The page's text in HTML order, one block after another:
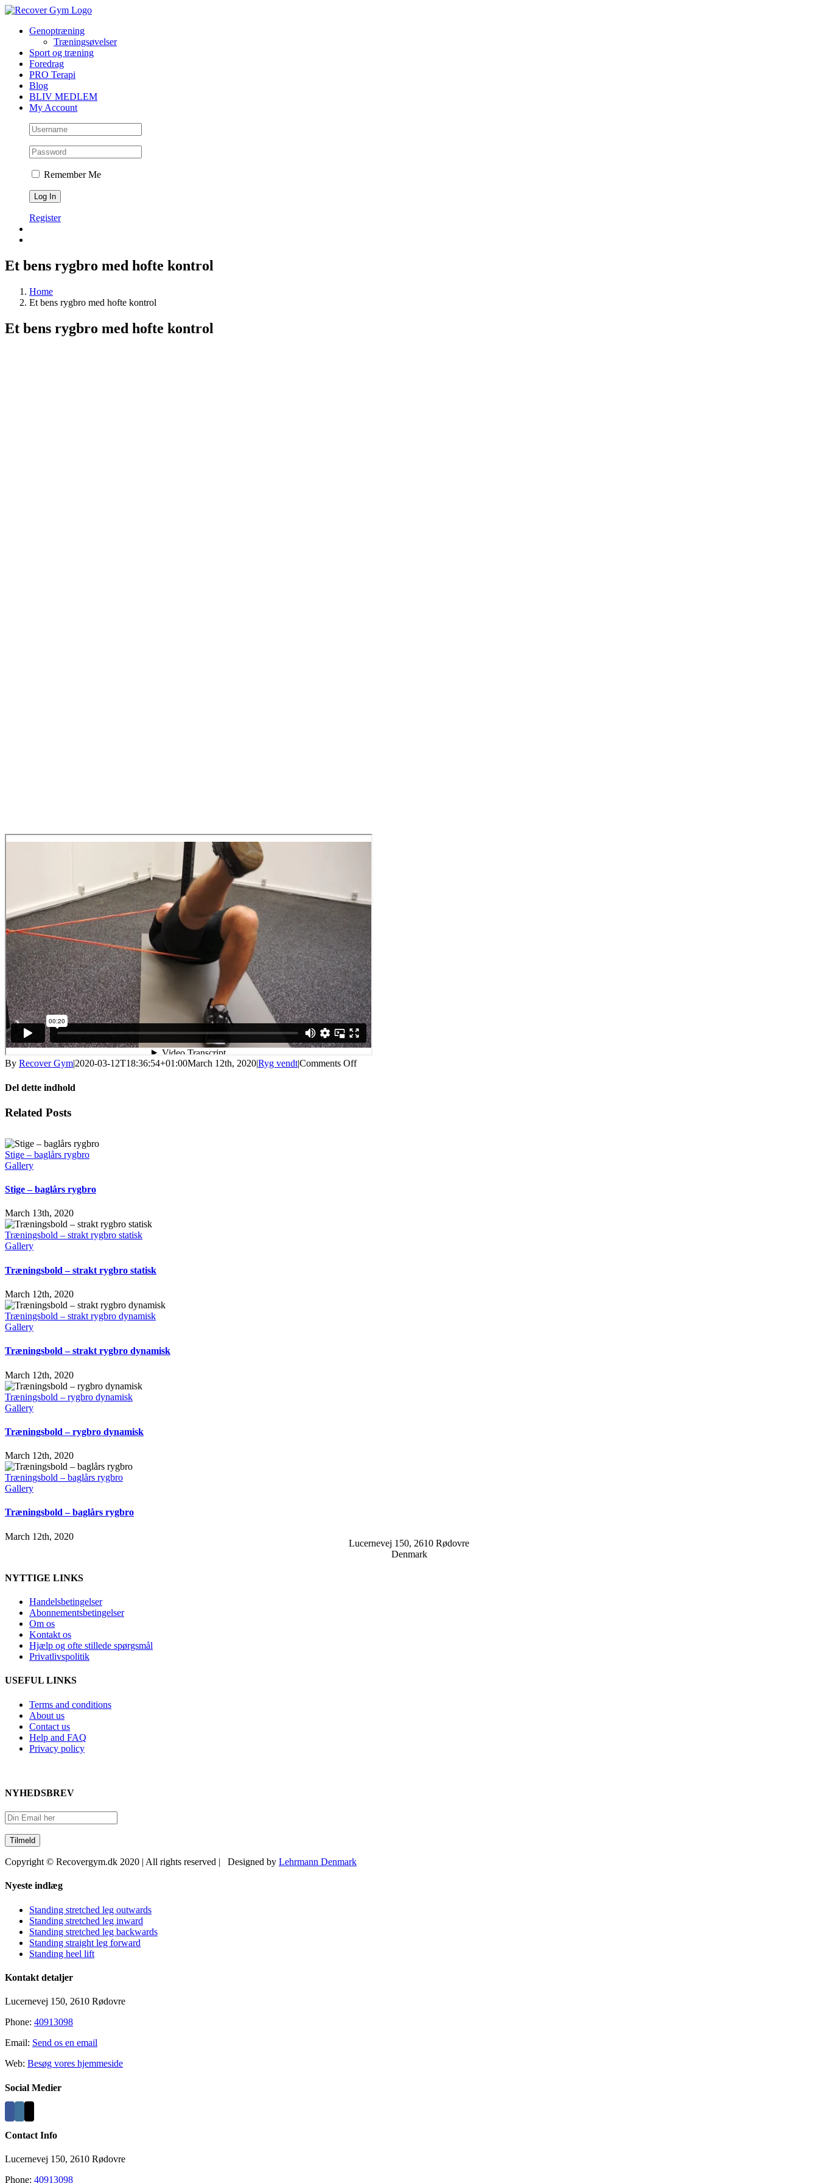
Skip
contentGenoptræning
Træningsøvelser
Sport og træning
Foredrag
PRO Terapi
Blog
BLIV MEDLEM
My Account
Remember Me
Register
Et bens rygbro med hofte kontrol
Home
Et bens rygbro med hofte kontrol
Et bens rygbro med hofte kontrol
By Recover Gym|2020-03-12T18:36:54+01:00March 12th, 2020|Ryg vendt|Comments Offon
Del dette indhold
Facebook
X
LinkedIn
WhatsApp
Tumblr
Pinterest
Email
Related Posts
Stige – baglårs rygbro
Gallery
Stige – baglårs rygbro
March 13th, 2020
Træningsbold – strakt rygbro statisk
Gallery
Træningsbold – strakt rygbro statisk
March 12th, 2020
Træningsbold – strakt rygbro dynamisk
Gallery
Træningsbold – strakt rygbro dynamisk
March 12th, 2020
Træningsbold – rygbro dynamisk
Gallery
Træningsbold – rygbro dynamisk
March 12th, 2020
Træningsbold – baglårs rygbro
Gallery
Træningsbold – baglårs rygbro
March 12th, 2020
Lucernevej 150, 2610 Rødovre
Denmark
NYTTIGE LINKS
Handelsbetingelser
Abonnementsbetingelser
Om os
Kontakt os
Hjælp og ofte stillede spørgsmål
Privatlivspolitik
USEFUL LINKS
Terms and conditions
About us
Contact us
Help and FAQ
Privacy policy
NYHEDSBREV
Copyright © Recovergym.dk 2020 | All rights reserved | Designed by Lehrmann Denmark
Close
Area
Nyeste indlæg
Standing stretched leg outwards
Standing stretched leg inward
Standing stretched leg backwards
Standing straight leg forward
Standing heel lift
Kontakt detaljer
Lucernevej 150, 2610 Rødovre
Phone: 40913098
Email: Send os en email
Web: Besøg vores hjemmeside
Social Medier
Contact Info
Lucernevej 150, 2610 Rødovre
Phone: 40913098